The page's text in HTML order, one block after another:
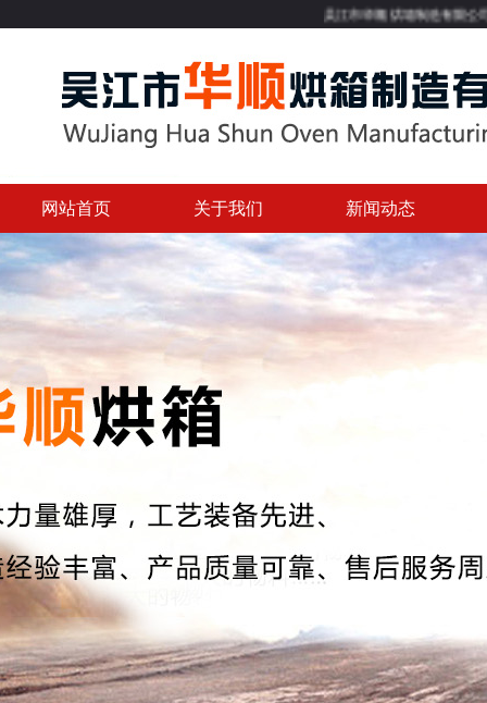
吴江市华顺烘箱制造有限公司专
网站首页 关于我们 新闻动态